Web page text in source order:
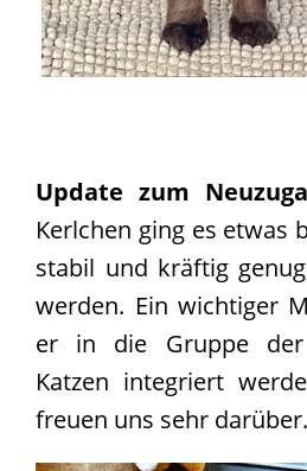
Update zum
Kerlchen ging es etwas
stabil und kräftig
werden. Ein wichtiger
er in die Gruppe der
Katzen integriert
freuen uns sehr darüber.